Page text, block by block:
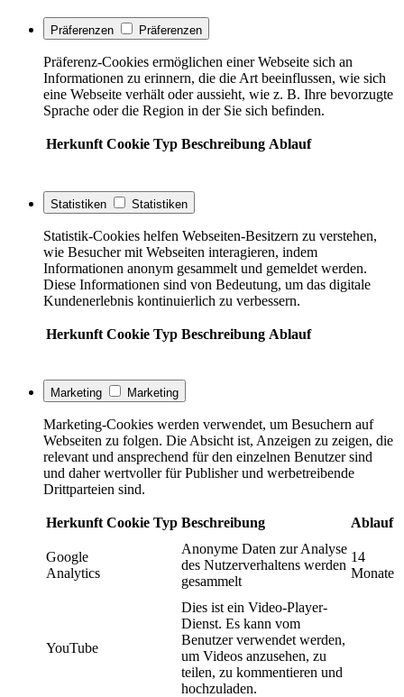
Präferenzen Präferenzen
Präferenz-Cookies ermöglichen einer Webseite sich an
Informationen zu erinnern, die die Art beeinflussen, wie sich
eine Webseite verhält oder aussieht, wie z. B. Ihre bevorzugte
Sprache oder die Region in der Sie sich befinden.
Herkunft Cookie Typ Beschreibung Ablauf
Statistiken Statistiken
Statistik-Cookies helfen Webseiten-Besitzern zu verstehen,
wie Besucher mit Webseiten interagieren, indem
Informationen anonym gesammelt und gemeldet werden.
Diese Informationen sind von Bedeutung, um das digitale
Kundenerlebnis kontinuierlich zu verbessern.
Herkunft Cookie Typ Beschreibung Ablauf
Marketing Marketing
Marketing-Cookies werden verwendet, um Besuchern auf
Webseiten zu folgen. Die Absicht ist, Anzeigen zu zeigen, die
relevant und ansprechend für den einzelnen Benutzer sind
und daher wertvoller für Publisher und werbetreibende
Drittparteien sind.
Herkunft Cookie Typ Beschreibung Ablauf
Google
Analytics
Anonyme Daten zur Analyse
des Nutzerverhaltens werden
gesammelt
14
Monate
YouTube
Dies ist ein Video-Player-
Dienst. Es kann vom
Benutzer verwendet werden,
um Videos anzusehen, zu
teilen, zu kommentieren und
hochzuladen.